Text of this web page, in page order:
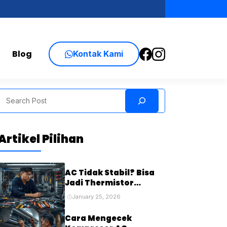
Blog Kontak Kami
Pilihan
AC Tidak Stabil? Bisa
Jadi Thermistor
Bermasalah
January 25, 2026
Cara Mengecek